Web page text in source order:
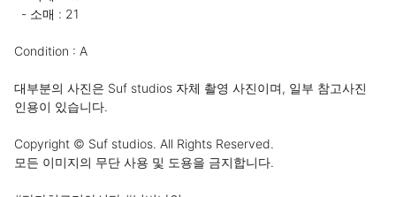
Condition : A
대부분의 사진은 Suf studios 자체 촬영 사진이며, 일부 참고사진
인용이 있습니다.
Copyright © Suf studios. All Rights Reserved.
모든 이미지의 무단 사용 및 도용을 금지합니다.